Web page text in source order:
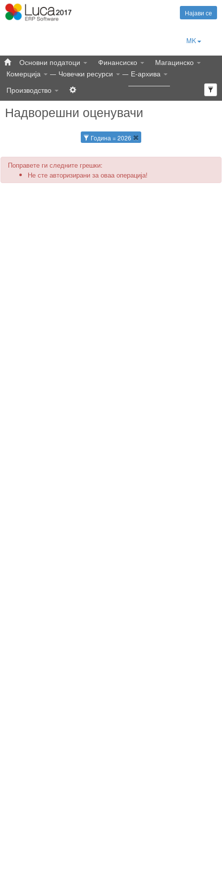
Најави се
MK
Основни податоци Финансиско
Магацинско
Комерција
Човечки ресурси
Е-архива
Производство
Надворешни оценувачи
Година = 2026
Поправете ги следните грешки:
Не сте авторизирани за оваа операција!